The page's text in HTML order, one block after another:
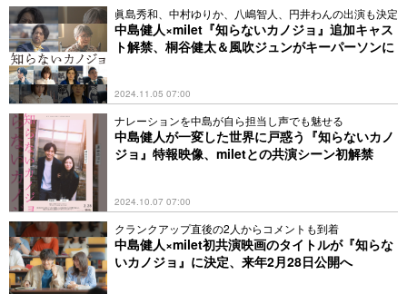
眞島秀和、中村ゆりか、八嶋智人、円井わんの出演も決定
中島健人×milet『知らないカノジョ』追加キャス
ト解禁、桐谷健太＆風吹ジュンがキーパーソンに
2024.11.05 07:00
ナレーションを中島が自ら担当し声でも魅せる
中島健人が一変した世界に戸惑う『知らないカノ
ジョ』特報映像、miletとの共演シーン初解禁
2024.10.07 07:00
クランクアップ直後の2人からコメントも到着
中島健人×milet初共演映画のタイトルが『知らな
いカノジョ』に決定、来年2月28日公開へ